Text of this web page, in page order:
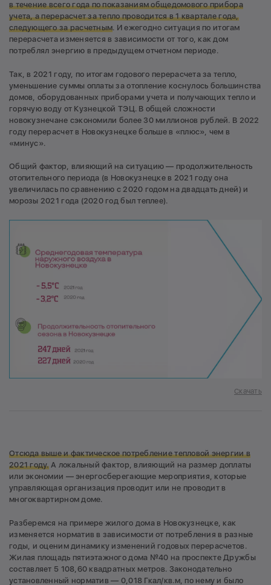
в течение всего года по показаниям общедомового прибора
учета, а перерасчет за тепло проводится в 1 квартале года,
следующего за расчетным. И ежегодно ситуация по итогам
перерасчета изменяется в зависимости от того, как дом
потреблял энергию в предыдущем отчетном периоде.
Так, в 2021 году, по итогам годового перерасчета за тепло,
уменьшение суммы оплаты за отопление коснулось большинства
домов, оборудованных приборами учета и получающих тепло и
горячую воду от Кузнецкой ТЭЦ. В общей сложности
новокузнечане сэкономили более 30 миллионов рублей. В 2022
году перерасчет в Новокузнецке больше в «плюс», чем в
«минус».
Общий фактор, влияющий на ситуацию — продолжительность
отопительного периода (в Новокузнецке в 2021 году она
увеличилась по сравнению с 2020 годом на двадцать дней) и
морозы 2021 года (2020 год был теплее).
Скачать
Отсюда выше и фактическое потребление тепловой энергии в
2021 году.А локальный фактор, влияющий на размер доплаты
или экономии — энергосберегающие мероприятия, которые
управляющая организация проводит или не проводит в
многоквартирном доме.
Разберемся на примере жилого дома в Новокузнецке, как
изменяется норматив в зависимости от потребления в разные
годы, и оценим динамику изменений годовых перерасчетов.
Жилая площадь пятиэтажного дома №40 на проспекте Дружбы
составляет 5 108,60 квадратных метров. Законодательно
установленный норматив — 0,018 Гкал/кв.м, по нему и было